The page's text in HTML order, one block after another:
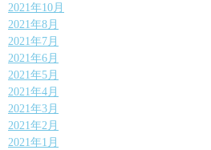
2021年10月
2021年8月
2021年7月
2021年6月
2021年5月
2021年4月
2021年3月
2021年2月
2021年1月